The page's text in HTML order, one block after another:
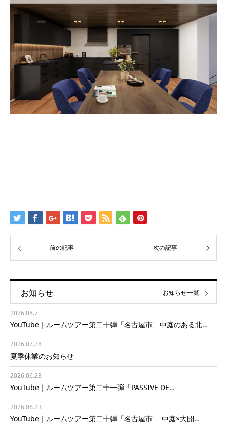
前の記事 次の記事
お知らせ
2026.08.7
YouTube｜ルームツアー第二十弾「名古屋市 中庭のある北…
2026.07.28
夏季休業のお知らせ
2026.06.23
YouTube｜ルームツアー第二十一弾「PASSIVE DE…
2026.06.23
YouTube｜ルームツアー第二十弾「名古屋市 中庭×大開…
お知らせ一覧